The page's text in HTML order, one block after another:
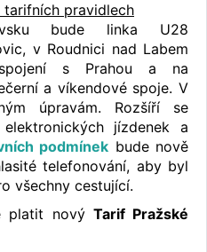
tarifních pravidlech
bude linka U28
v Roudnici nad Labem
s Prahou a na
a víkendové spoje. V
úpravám. Rozšíří se
jízdenek a
podmínek bude nově
telefonování, aby byl
všechny cestující.
platit nový Tarif Pražské